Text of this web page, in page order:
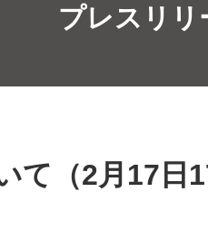
企
プレスリリ
て（2月17日